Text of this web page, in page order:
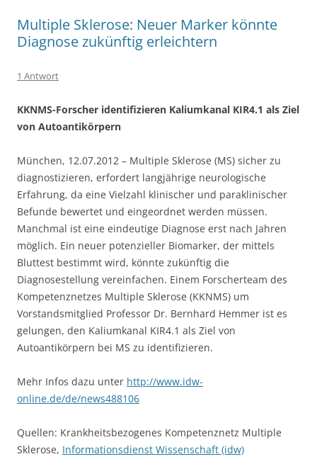
Multiple Sklerose: Neuer Marker könnte
Diagnose zukünftig erleichtern
1 Antwort
KKNMS-Forscher identifizieren Kaliumkanal KIR4.1 als Ziel
von Autoantikörpern
München, 12.07.2012 – Multiple Sklerose (MS) sicher zu
diagnostizieren, erfordert langjährige neurologische
Erfahrung, da eine Vielzahl klinischer und paraklinischer
Befunde bewertet und eingeordnet werden müssen.
Manchmal ist eine eindeutige Diagnose erst nach Jahren
möglich. Ein neuer potenzieller Biomarker, der mittels
Bluttest bestimmt wird, könnte zukünftig die
Diagnosestellung vereinfachen. Einem Forscherteam des
Kompetenznetzes Multiple Sklerose (KKNMS) um
Vorstandsmitglied Professor Dr. Bernhard Hemmer ist es
gelungen, den Kaliumkanal KIR4.1 als Ziel von
Autoantikörpern bei MS zu identifizieren.
Mehr Infos dazu unter http://www.idw-
online.de/de/news488106
Quellen: Krankheitsbezogenes Kompetenznetz Multiple
Sklerose, Informationsdienst Wissenschaft (idw)